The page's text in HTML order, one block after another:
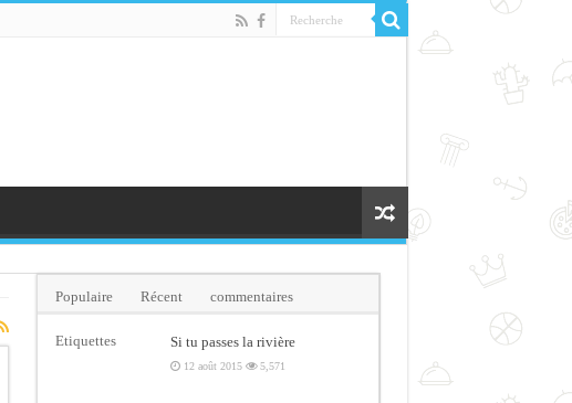
Populaire Récent commentaires
Etiquettes Si tu passes la rivière
12 août 2015 5,571